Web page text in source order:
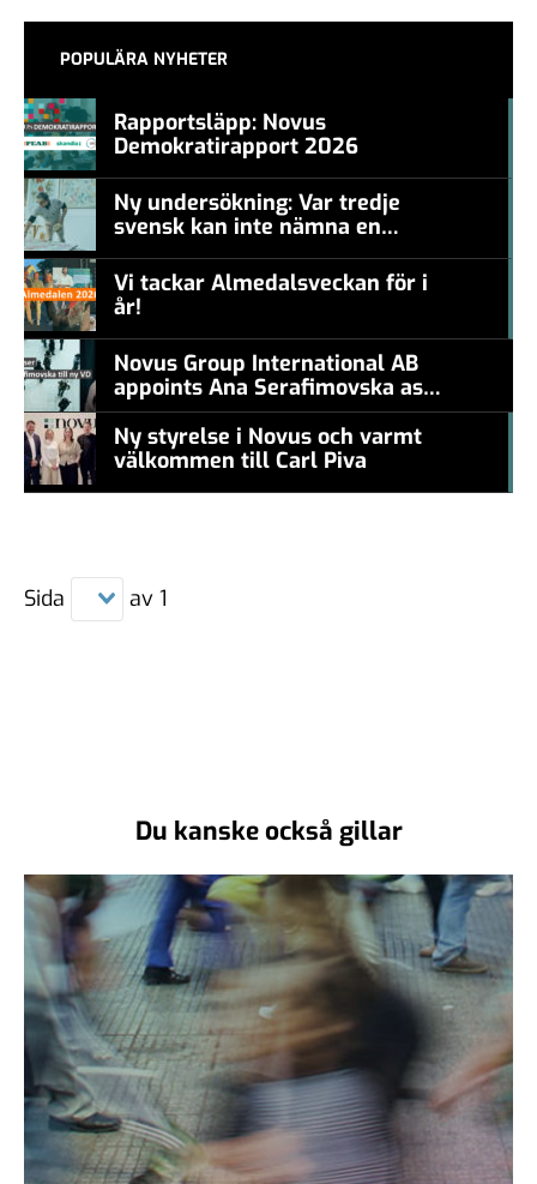
POPULÄRA NYHETER
Rapportsläpp: Novus
Demokratirapport 2026
Ny undersökning: Var tredje
svensk kan inte nämna en
Vi tackar Almedalsveckan för i
år!
Novus Group International AB
appoints Ana Serafimovska as
new CEO
Ny styrelse i Novus och varmt
välkommen till Carl Piva
Sida av 1
Du kanske också gillar